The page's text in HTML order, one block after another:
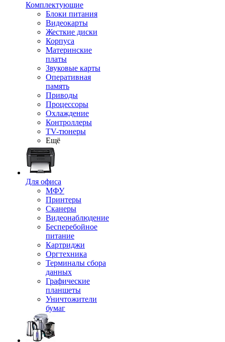
Комплектующие
Блоки питания
Видеокарты
Жесткие диски
Корпуса
Материнские
платы
Звуковые карты
Оперативная
память
Приводы
Процессоры
Охлаждение
Контроллеры
TV-тюнеры
Ещё
Для офиса
МФУ
Принтеры
Сканеры
Видеонаблюдение
Бесперебойное
питание
Картриджи
Оргтехника
Терминалы сбора
данных
Графические
планшеты
Уничтожители
бумаг